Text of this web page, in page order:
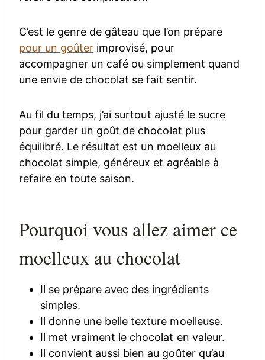
C’est le genre de gâteau que l’on prépare
pour un goûter improvisé, pour
accompagner un café ou simplement quand
une envie de chocolat se fait sentir.
Au fil du temps, j’ai surtout ajusté le sucre
pour garder un goût de chocolat plus
équilibré. Le résultat est un moelleux au
chocolat simple, généreux et agréable à
refaire en toute saison.
Pourquoi vous allez aimer ce
moelleux au chocolat
Il se prépare avec des ingrédients
simples.
Il donne une belle texture moelleuse.
Il met vraiment le chocolat en valeur.
Il convient aussi bien au goûter qu’au